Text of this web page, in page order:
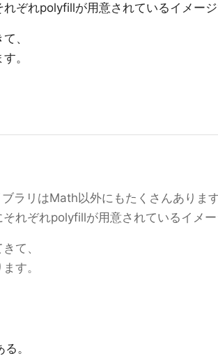
ぞれpolyfillが用意されているイメージ
、
。
ラリはMath以外にもたくさんあります
れぞれpolyfillが用意されているイメー
て、
す。
。